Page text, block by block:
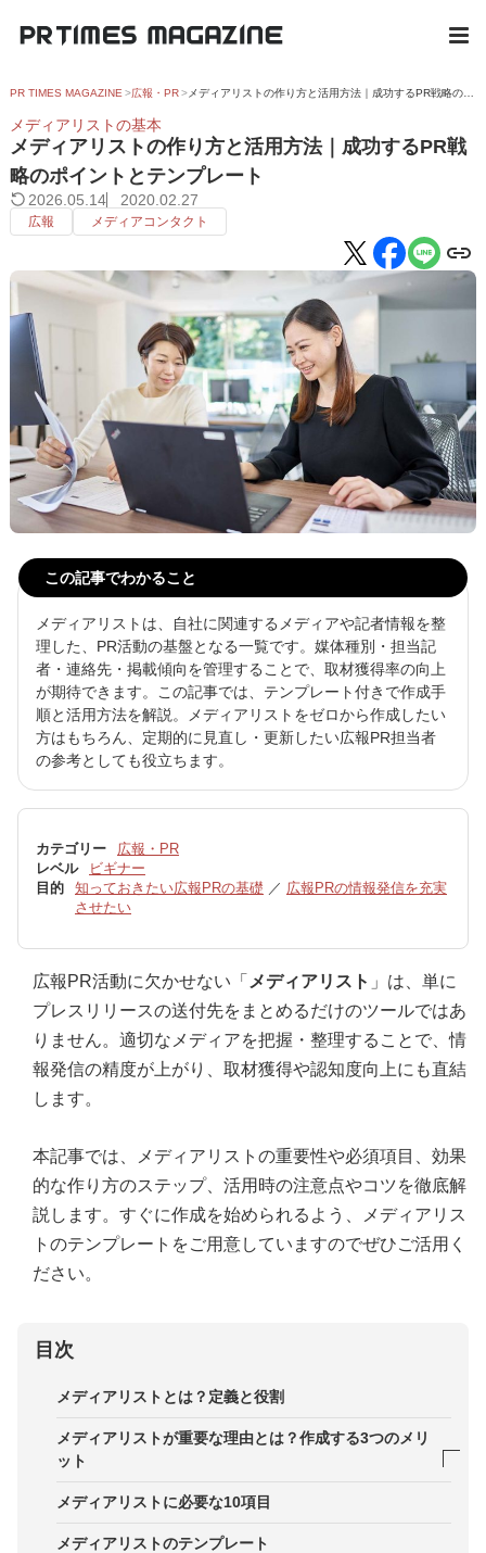
PR TIMES MAGAZINE 広報・PR メディアリストの作り方と活用方法｜成功するPR戦略のポイントとテンプレート
メディアリストの基本
メディアリストの作り方と活用方法｜成功するPR戦
略のポイントとテンプレート
2026.05.14 2020.02.27
広報 メディアコンタクト
この記事でわかること
メディアリストは、自社に関連するメディアや記者情報を整
理した、PR活動の基盤となる一覧です。媒体種別・担当記
者・連絡先・掲載傾向を管理することで、取材獲得率の向上
が期待できます。この記事では、テンプレート付きで作成手
順と活用方法を解説。メディアリストをゼロから作成したい
方はもちろん、定期的に見直し・更新したい広報PR担当者
の参考としても役立ちます。
カテゴリー
広報・PR
レベル
ビギナー
目的
知っておきたい広報PRの基礎 ／ 広報PRの情報発信を充実
させたい
広報PR活動に欠かせない「 メディアリスト 」は、単に
プレスリリースの送付先をまとめるだけのツールではあ
りません。適切なメディアを把握・整理することで、情
報発信の精度が上がり、取材獲得や認知度向上にも直結
します。
本記事では、メディアリストの重要性や必須項目、効果
的な作り方のステップ、活用時の注意点やコツを徹底解
説します。すぐに作成を始められるよう、メディアリス
トのテンプレートをご用意していますのでぜひご活用く
ださい。
目次
メディアリストとは？定義と役割
メディアリストが重要な理由とは？作成する3つのメリ
ット
1．迅速な情報発信・スムーズなメディア対応がで
メディアリストに必要な10項目
メディアリストのテンプレート